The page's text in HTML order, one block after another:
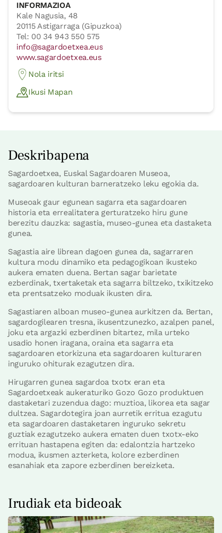
INFORMAZIOA
Kale Nagusia, 48
20115 Astigarraga (Gipuzkoa)
Tel: 00 34 943 550 575
info@sagardoetxea.eus
www.sagardoetxea.eus
Nola iritsi
Ikusi Mapan
Deskribapena
Sagardoetxea, Euskal Sagardoaren Museoa,
sagardoaren kulturan barneratzeko leku egokia da.
Museoak gaur egunean sagarra eta sagardoaren
historia eta errealitatera gerturatzeko hiru gune
berezitu dauzka: sagastia, museo-gunea eta dastaketa
gunea.
Sagastia aire librean dagoen gunea da, sagarraren
kultura modu dinamiko eta pedagogikoan ikusteko
aukera ematen duena. Bertan sagar barietate
ezberdinak, txertaketak eta sagarra biltzeko, txikitzeko
eta prentsatzeko moduak ikusten dira.
Sagastiaren alboan museo-gunea aurkitzen da. Bertan,
sagardogilearen tresna, ikusentzunezko, azalpen panel,
joku eta argazki ezberdinen bitartez, mila urteko
usadio honen iragana, oraina eta sagarra eta
sagardoaren etorkizuna eta sagardoaren kulturaren
inguruko ohiturak ezagutzen dira.
Hirugarren gunea sagardoa txotx eran eta
Sagardoetxeak aukeraturiko Gozo Gozo produktuen
dastaketari zuzendua dago: muztioa, likorea eta sagar
dultzea. Sagardotegira joan aurretik erritua ezagutu
eta sagardoaren dastaketaren inguruko sekretu
guztiak ezagutzeko aukera ematen duen txotx-eko
errituan hastapena egiten da: edalontzia hartzeko
modua, ikusmen azterketa, kolore ezberdinen
esanahiak eta zapore ezberdinen bereizketa.
Irudiak eta bideoak